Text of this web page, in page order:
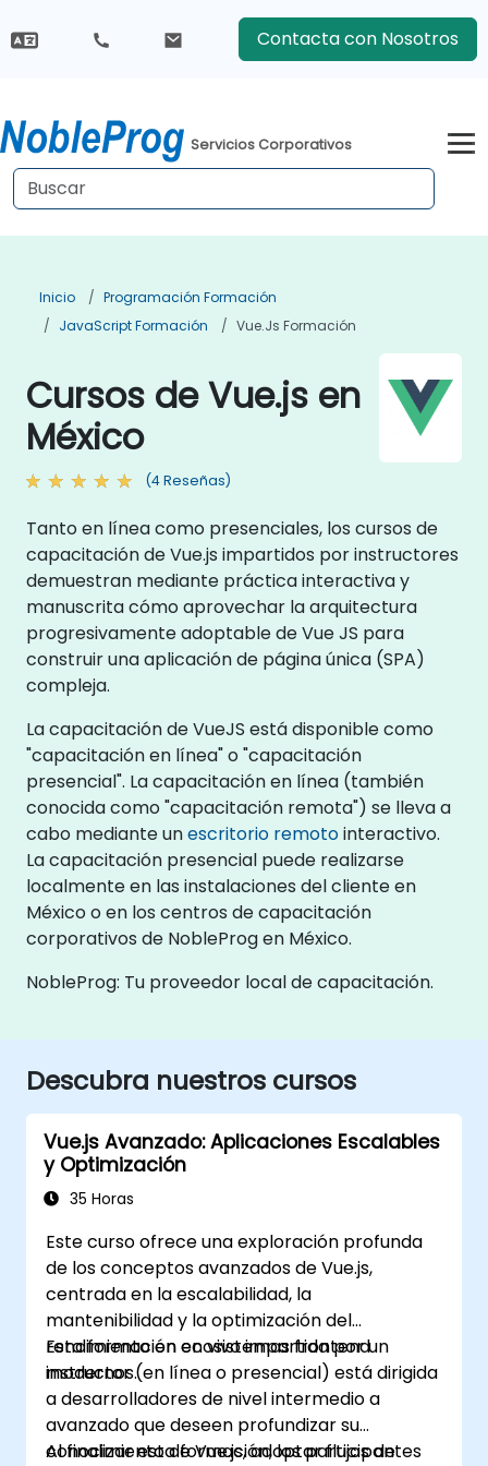
Contacta con Nosotros
Servicios Corporativos
Inicio
Programación Formación
JavaScript Formación
Vue.js Formación
Cursos de Vue.js en
México
(4 Reseñas)
Tanto en línea como presenciales, los cursos de
capacitación de Vue.js impartidos por instructores
demuestran mediante práctica interactiva y
manuscrita cómo aprovechar la arquitectura
progresivamente adoptable de Vue JS para
construir una aplicación de página única (SPA)
compleja.
La capacitación de VueJS está disponible como
"capacitación en línea" o "capacitación
presencial". La capacitación en línea (también
conocida como "capacitación remota") se lleva a
cabo mediante unescritorio remotointeractivo.
La capacitación presencial puede realizarse
localmente en las instalaciones del cliente en
México o en los centros de capacitación
corporativos de NobleProg en México.
NobleProg: Tu proveedor local de capacitación.
Descubra nuestros cursos
Vue.js Avanzado: Aplicaciones Escalables
y Optimización
35 Horas
Este curso ofrece una exploración profunda
de los conceptos avanzados de Vue.js,
centrada en la escalabilidad, la
mantenibilidad y la optimización del
rendimiento en ecosistemas frontend
modernos.
Esta formación en vivo impartida por un
instructor (en línea o presencial) está dirigida
a desarrolladores de nivel intermedio a
avanzado que deseen profundizar su
conocimiento de Vue.js, adoptar flujos de
Al finalizar esta formación, los participantes